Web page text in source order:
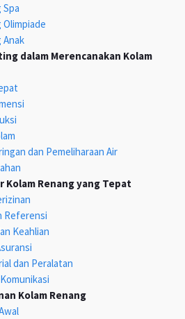
Spa
Olimpiade
Anak
dalam Merencanakan Kolam
dan Pemeliharaan Air
Kolam Renang yang Tepat
Referensi
Keahlian
dan Peralatan
Kolam Renang